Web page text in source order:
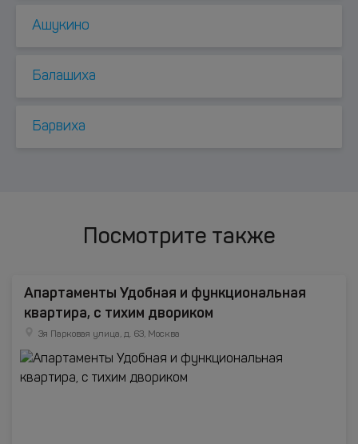
Ашукино
Балашиха
Барвиха
Посмотрите также
Апартаменты Удобная и функциональная
квартира, с тихим двориком
3я Парковая улица, д. 63, Москва